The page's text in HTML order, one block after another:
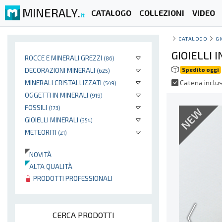
MINERALY.it CATALOGO COLLEZIONI VIDEO
ROCCE E MINERALI GREZZI (86)
DECORAZIONI MINERALI (625)
MINERALI CRISTALLIZZATI (549)
OGGETTI IN MINERALI (919)
FOSSILI (173)
GIOIELLI MINERALI (354)
METEORITI (21)
NOVITÀ
ALTA QUALITÀ
PRODOTTI PROFESSIONALI
CERCA PRODOTTI
CATALOGO
GIOIELLI
Spedito oggi
Catena
NEW